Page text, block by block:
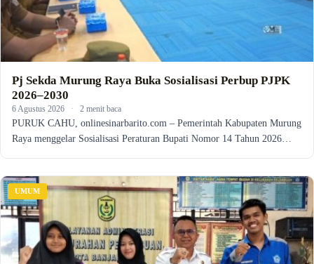
Pj Sekda Murung Raya Buka Sosialisasi Perbup PJPK
2026–2030
6 Agustus 2026 · 2 menit baca
PURUK CAHU, onlinesinarbarito.com – Pemerintah Kabupaten Murung
Raya menggelar Sosialisasi Peraturan Bupati Nomor 14 Tahun 2026…
UMUM